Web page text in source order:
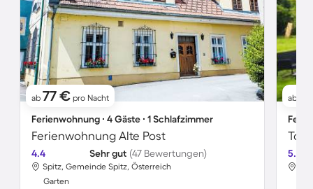
ab 77 € pro Nacht
Ferienwohnung ∙ 4 Gäste ∙ 1 Schlafzimmer
Ferienwohnung Alte Post
4.4 Sehr gut (47 Bewertungen)
Spitz, Gemeinde Spitz, Österreich
Garten
ab
5.0